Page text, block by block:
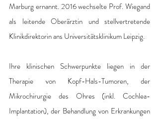
Marburg ernannt. 2016 wechselte Prof. Wiegand
als leitende Oberärztin und stellvertretende
Klinikdirektorin ans Universitätsklinikum Leipzig.
Ihre klinischen Schwerpunkte liegen in der
Therapie von Kopf-Hals-Tumoren, der
Mikrochirurgie des Ohres (inkl. Cochlea-
Implantation), der Behandlung von Erkrankungen